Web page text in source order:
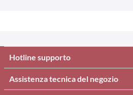
Hotline supporto
Assistenza tecnica del negozio